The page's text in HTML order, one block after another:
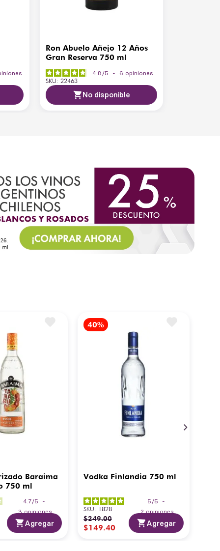
Ron Abuelo Añejo 12 Años
Gran Reserva 750 ml
4.8 /5 - 6 opiniones
SKU:22463
No disponible
Baraima
750 ml
4.7/5
-
3 opiniones
Agregar
Vodka Finlandia 750 ml
5 /5
-
2 opiniones
SKU: 1828
$249.00
$149.40 Agregar